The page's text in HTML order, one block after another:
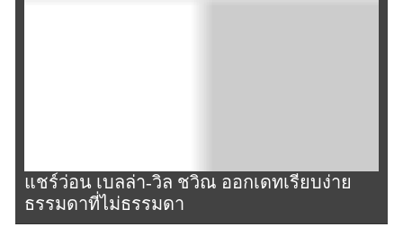
แชร์ว่อน เบลล่า-วิล ชวิณ ออกเดทเรียบง่าย
ธรรมดาที่ไม่ธรรมดา